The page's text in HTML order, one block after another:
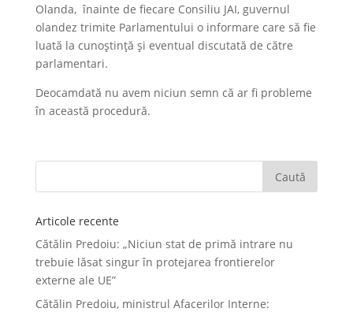
Olanda, înainte de fiecare Consiliu JAI, guvernul
olandez trimite Parlamentului o informare care să fie
luată la cunoștință și eventual discutată de către
parlamentari.
Deocamdată nu avem niciun semn că ar fi probleme
în această procedură.
Articole recente
Cătălin Predoiu: „Niciun stat de primă intrare nu
trebuie lăsat singur în protejarea frontierelor
externe ale UE”
Cătălin Predoiu, ministrul Afacerilor Interne: